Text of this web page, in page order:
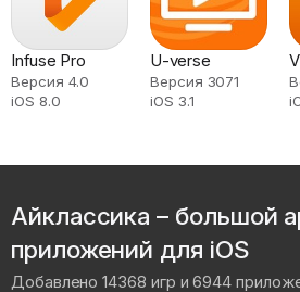
Infuse Pro
Версия 4.0
iOS 8.0
U-verse
Версия 3071
iOS 3.1
Айклассика – большой
приложений для iOS
Добавлено 14368 игр и 6944